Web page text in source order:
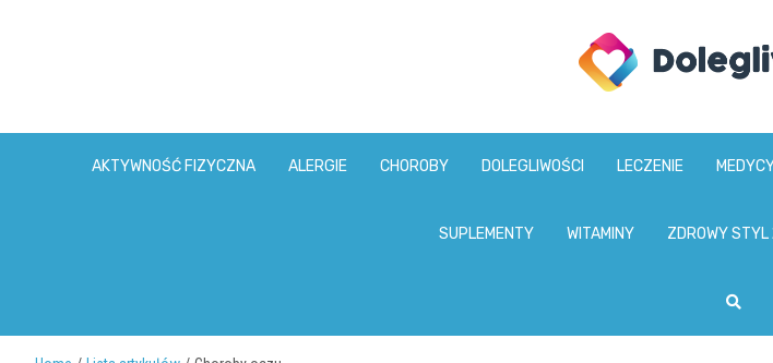
AKTYWNOŚĆ FIZYCZNA ALERGIE CHOROBY DOLEGLIWOŚCI LECZENIE
SUPLEMENTY WITAMINY ZDROWY STYL